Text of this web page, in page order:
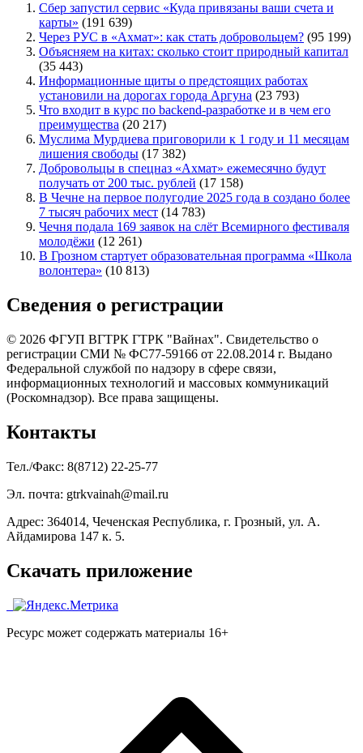
Сбер запустил сервис «Куда привязаны ваши счета и
карты» (191 639)
Через РУС в «Ахмат»: как стать добровольцем? (95 199)
Объясняем на китах: сколько стоит природный капитал
(35 443)
Информационные щиты о предстоящих работах
установили на дорогах города Аргуна (23 793)
Что входит в курс по backend-разработке и в чем его
преимущества (20 217)
Муслима Мурдиева приговорили к 1 году и 11 месяцам
лишения свободы (17 382)
Добровольцы в спецназ «Ахмат» ежемесячно будут
получать от 200 тыс. рублей (17 158)
В Чечне на первое полугодие 2025 года в создано более
7 тысяч рабочих мест (14 783)
Чечня подала 169 заявок на слёт Всемирного фестиваля
молодёжи (12 261)
В Грозном стартует образовательная программа «Школа
волонтера» (10 813)
Сведения о регистрации
© 2026 ФГУП ВГТРК ГТРК "Вайнах". Свидетельство о
регистрации СМИ № ФС77-59166 от 22.08.2014 г. Выдано
Федеральной службой по надзору в сфере связи,
информационных технологий и массовых коммуникаций
(Роскомнадзор). Все права защищены.
Контакты
Тел./Факс: 8(8712) 22-25-77
Эл. почта: gtrkvainah@mail.ru
Адрес: 364014, Чеченская Республика, г. Грозный, ул. А.
Айдамирова 147 к. 5.
Скачать приложение
Ресурс может содержать материалы 16+